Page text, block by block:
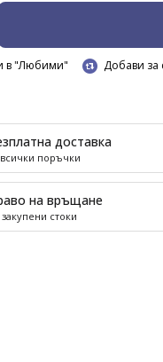
в "Любими" Добави за
доставка
поръчки
на връщане
закупени стоки